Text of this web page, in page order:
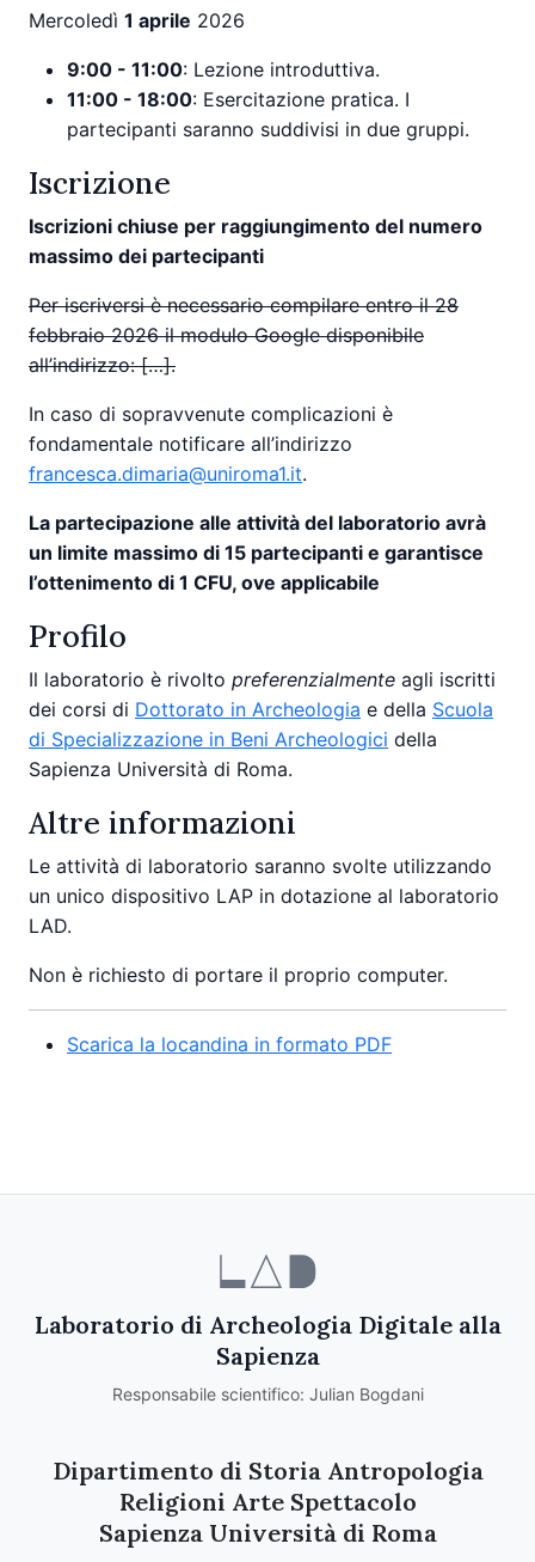
Mercoledì 1 aprile 2026
9:00 - 11:00: Lezione introduttiva.
11:00 - 18:00: Esercitazione pratica. I
partecipanti saranno suddivisi in due gruppi.
Iscrizione
Iscrizioni chiuse per raggiungimento del numero
massimo dei partecipanti
Per iscriversi è necessario compilare entro il 28
febbraio 2026 il modulo Google disponibile
all’indirizzo: […].
In caso di sopravvenute complicazioni è
fondamentale notificare all’indirizzo
francesca.dimaria@uniroma1.it.
La partecipazione alle attività del laboratorio avrà
un limite massimo di 15 partecipanti e garantisce
l’ottenimento di 1 CFU, ove applicabile
Profilo
Il laboratorio è rivolto preferenzialmente agli iscritti
dei corsi di Dottorato in Archeologia e della Scuola
di Specializzazione in Beni Archeologici della
Sapienza Università di Roma.
Altre informazioni
Le attività di laboratorio saranno svolte utilizzando
un unico dispositivo LAP in dotazione al laboratorio
LAD.
Non è richiesto di portare il proprio computer.
Scarica la locandina in formato PDF
Laboratorio di Archeologia Digitale alla
Sapienza
Responsabile scientifico: Julian Bogdani
Dipartimento di Storia Antropologia
Religioni Arte Spettacolo
Sapienza Università di Roma